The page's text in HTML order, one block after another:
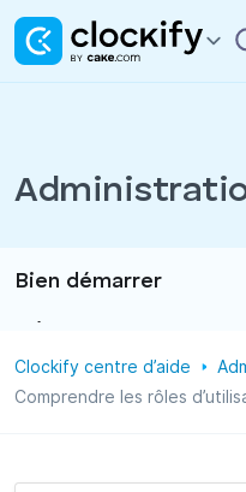
Bien démarrer
Suivi du temps et des
Projets
Clockify centre d’aide
Comprendre les rôles